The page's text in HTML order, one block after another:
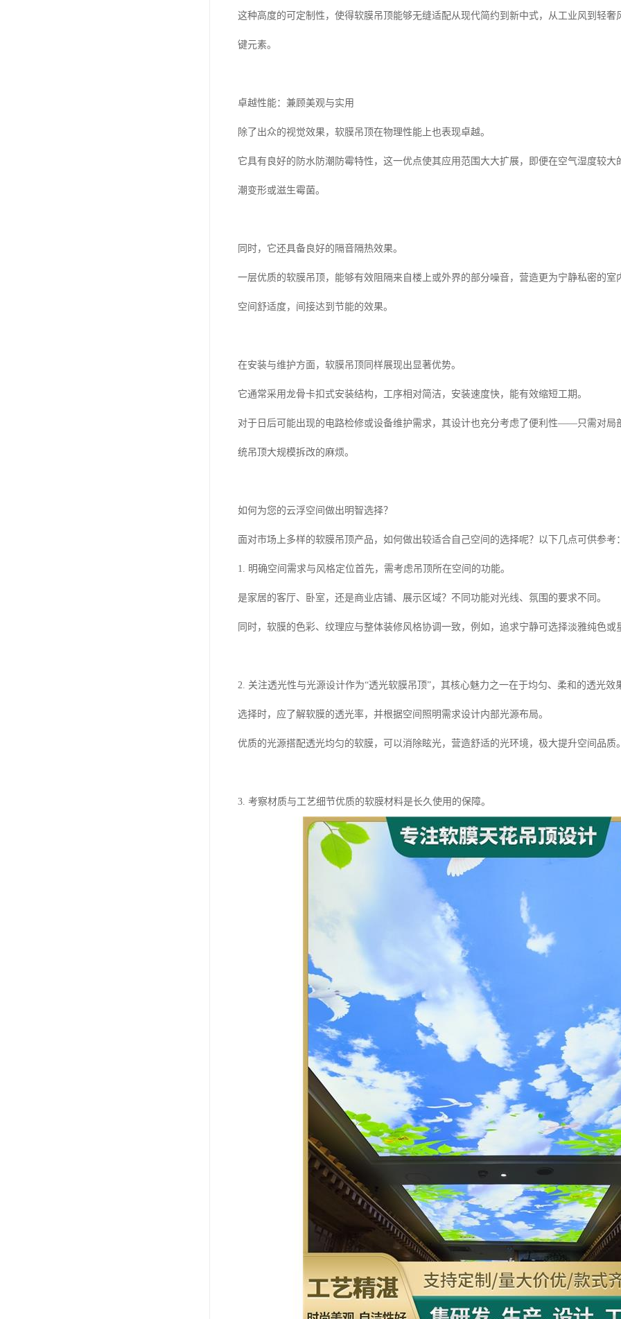
这种高度的可定制性，使得软膜吊顶能够无缝适配从现代简约到新中式，从工业风到轻
键元素。
卓越性能：兼顾美观与实用
除了出众的视觉效果，软膜吊顶在物理性能上也表现卓越。
它具有良好的防水防潮防霉特性，这一优点使其应用范围大大扩展，即便在空气湿度较
潮变形或滋生霉菌。
同时，它还具备良好的隔音隔热效果。
一层优质的软膜吊顶，能够有效阻隔来自楼上或外界的部分噪音，营造更为宁静私密的
空间舒适度，间接达到节能的效果。
在安装与维护方面，软膜吊顶同样展现出显著优势。
它通常采用龙骨卡扣式安装结构，工序相对简洁，安装速度快，能有效缩短工期。
对于日后可能出现的电路检修或设备维护需求，其设计也充分考虑了便利性——只需对局
统吊顶大规模拆改的麻烦。
如何为您的云浮空间做出明智选择？
面对市场上多样的软膜吊顶产品，如何做出较适合自己空间的选择呢？以下几点可供参考
1. 明确空间需求与风格定位首先，需考虑吊顶所在空间的功能。
是家居的客厅、卧室，还是商业店铺、展示区域？不同功能对光线、氛围的要求不同。
同时，软膜的色彩、纹理应与整体装修风格协调一致，例如，追求宁静可选择淡雅纯色
2. 关注透光性与光源设计作为“透光软膜吊顶”，其核心魅力之一在于均匀、柔和的透光效
选择时，应了解软膜的透光率，并根据空间照明需求设计内部光源布局。
优质的光源搭配透光均匀的软膜，可以消除眩光，营造舒适的光环境，极大提升空间品质
3. 考察材质与工艺细节优质的软膜材料是长久使用的保障。